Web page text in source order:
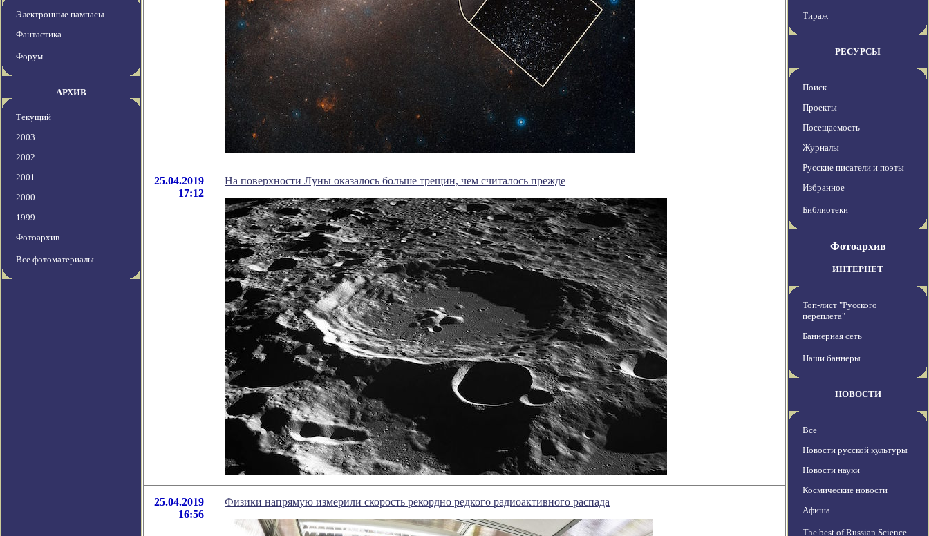
Электронные пампасы
Фантастика
Форум
АРХИВ
Текущий
2003
2002
2001
2000
1999
Фотоархив
Все фотоматериалы
25.04.2019
17:12
На поверхности Луны оказалось больше трещин, чем считалось прежде
25.04.2019
16:56
Физики напрямую измерили скорость рекордно редкого радиоактивного распада
Тираж
РЕСУРСЫ
Поиск
Проекты
Посещаемость
Журналы
Русские писатели и поэты
Избранное
Библиотеки
Фотоархив
ИНТЕРНЕТ
Топ-лист "Русского
переплета"
Баннерная сеть
Наши баннеры
НОВОСТИ
Все
Новости русской культуры
Новости науки
Космические новости
Афиша
The best of Russian Science